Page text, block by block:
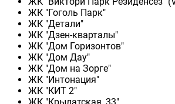
ЖК "Гоголь Парк"
ЖК "Детали"
ЖК "Дзен-кварталы"
ЖК "Дом Горизонтов"
ЖК "Дом Дау"
ЖК "Дом на Зорге"
ЖК "Интонация"
ЖК "КИТ 2"